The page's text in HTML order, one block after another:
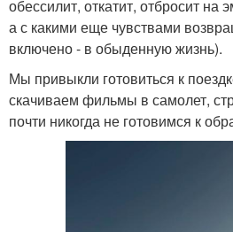
обессилит, откатит, отбросит на
а с какими еще чувствами
включено - в обыденную жизнь).
Мы привыкли готовиться к
скачиваем фильмы в самолет,
почти никогда не готовимся к